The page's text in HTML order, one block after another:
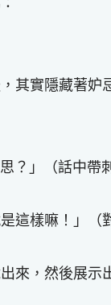
其實隱藏著妒
思？」（話中
這樣嘛！」（
來，然後展示